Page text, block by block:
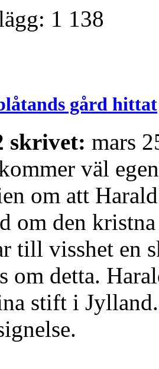
1 138
gård hittat
skrivet: mars
väl
om att
om den
till visshet en
om detta.
stift i